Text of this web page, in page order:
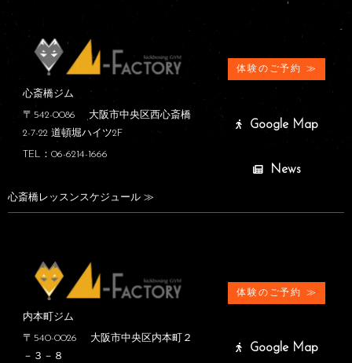
心斎橋ジム
〒542-0086 大阪市中央区西心斎橋
2-7-22 道頓堀ハイツ2F
TEL：06-6214-1666
心斎橋レッスンスケジュール ≫
体験のご予約 ≫
Google Map
News
内本町ジム
〒540-0026 大阪市中央区内本町２
－３－８
体験のご予約 ≫
Google Map